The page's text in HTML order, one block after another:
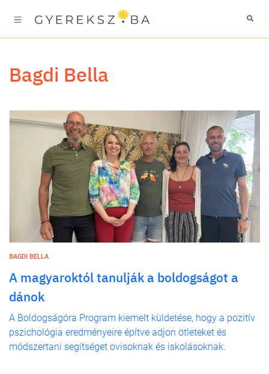
Bagdi Bella
BAGDI BELLA
A magyaroktól tanulják a boldogságot a
dánok
A Boldogságóra Program kiemelt küldetése, hogy a pozitív
pszichológia eredményeire építve adjon ötleteket és
módszertani segítséget ovisoknak és iskolásoknak.